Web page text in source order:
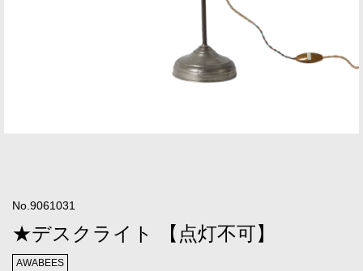
No.9061031
★デスクライト 【点灯不可】
AWABEES